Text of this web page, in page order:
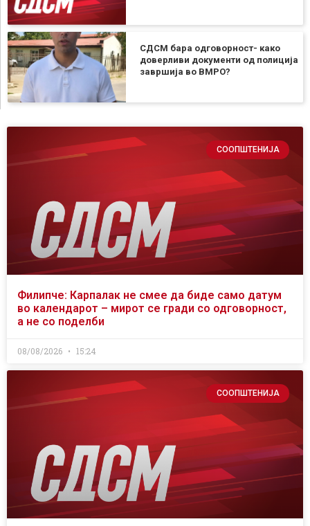
СДСМ бара одговорност- како
доверливи документи од полиција
завршија во ВМРО?
СООПШТЕНИЈА
Филипче: Карпалак не смее да биде само датум
во календарот – мирот се гради со одговорност,
а не со поделби
08/08/2026 15:24
СООПШТЕНИЈА